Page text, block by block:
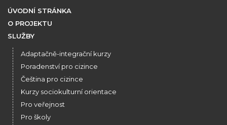
ÚVODNÍ STRÁNKA
O PROJEKTU
SLUŽBY
Adaptačně-integrační kurzy
Poradenství pro cizince
Čeština pro cizince
Kurzy sociokulturní orientace
Pro veřejnost
Pro školy